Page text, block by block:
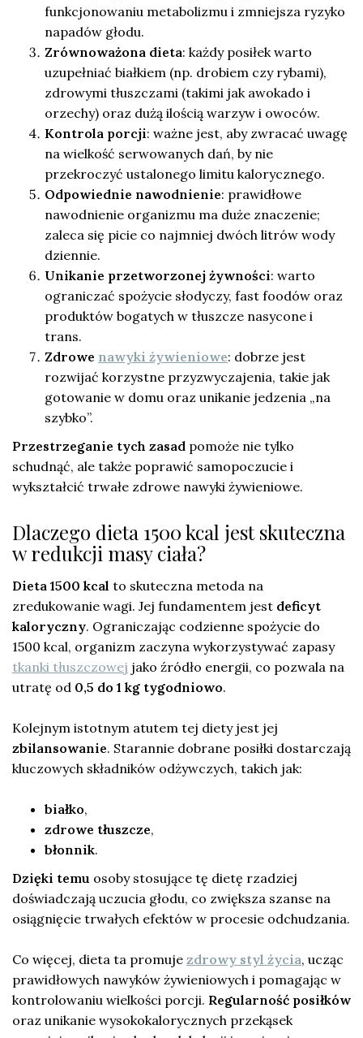
funkcjonowaniu metabolizmu i zmniejsza ryzyko
napadów głodu.
Zrównoważona dieta: każdy posiłek warto
uzupełniać białkiem (np. drobiem czy rybami),
zdrowymi tłuszczami (takimi jak awokado i
orzechy) oraz dużą ilością warzyw i owoców.
Kontrola porcji: ważne jest, aby zwracać uwagę
na wielkość serwowanych dań, by nie
przekroczyć ustalonego limitu kalorycznego.
Odpowiednie nawodnienie: prawidłowe
nawodnienie organizmu ma duże znaczenie;
zaleca się picie co najmniej dwóch litrów wody
dziennie.
Unikanie przetworzonej żywności: warto
ograniczać spożycie słodyczy, fast foodów oraz
produktów bogatych w tłuszcze nasycone i
trans.
Zdrowe nawyki żywieniowe: dobrze jest
rozwijać korzystne przyzwyczajenia, takie jak
gotowanie w domu oraz unikanie jedzenia „na
szybko”.
Przestrzeganie tych zasad pomoże nie tylko
schudnąć, ale także poprawić samopoczucie i
wykształcić trwałe zdrowe nawyki żywieniowe.
Dlaczego dieta 1500 kcal jest skuteczna
w redukcji masy ciała?
Dieta 1500 kcal to skuteczna metoda na
zredukowanie wagi. Jej fundamentem jest deficyt
kaloryczny. Ograniczając codzienne spożycie do
1500 kcal, organizm zaczyna wykorzystywać zapasy
tkanki tłuszczowej jako źródło energii, co pozwala na
utratę od 0,5 do 1 kg tygodniowo.
Kolejnym istotnym atutem tej diety jest jej
zbilansowanie. Starannie dobrane posiłki dostarczają
kluczowych składników odżywczych, takich jak:
białko,
zdrowe tłuszcze,
błonnik.
Dzięki temu osoby stosujące tę dietę rzadziej
doświadczają uczucia głodu, co zwiększa szanse na
osiągnięcie trwałych efektów w procesie odchudzania.
Co więcej, dieta ta promuje zdrowy styl życia, ucząc
prawidłowych nawyków żywieniowych i pomagając w
kontrolowaniu wielkości porcji. Regularność posiłków
oraz unikanie wysokokalorycznych przekąsek